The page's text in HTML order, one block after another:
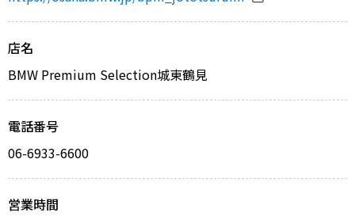
店名
BMW Premium Selection城東鶴見
電話番号
06-6933-6600
営業時間